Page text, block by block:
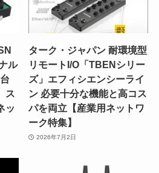
ル
ス
ッ
ターク・ジャパン 耐環境型
リモートI/O「TBENシリー
ズ」エフィシエンシーライ
ン 必要十分な機能と高コス
パを両立【産業用ネットワ
ーク特集】
2026年7月2日